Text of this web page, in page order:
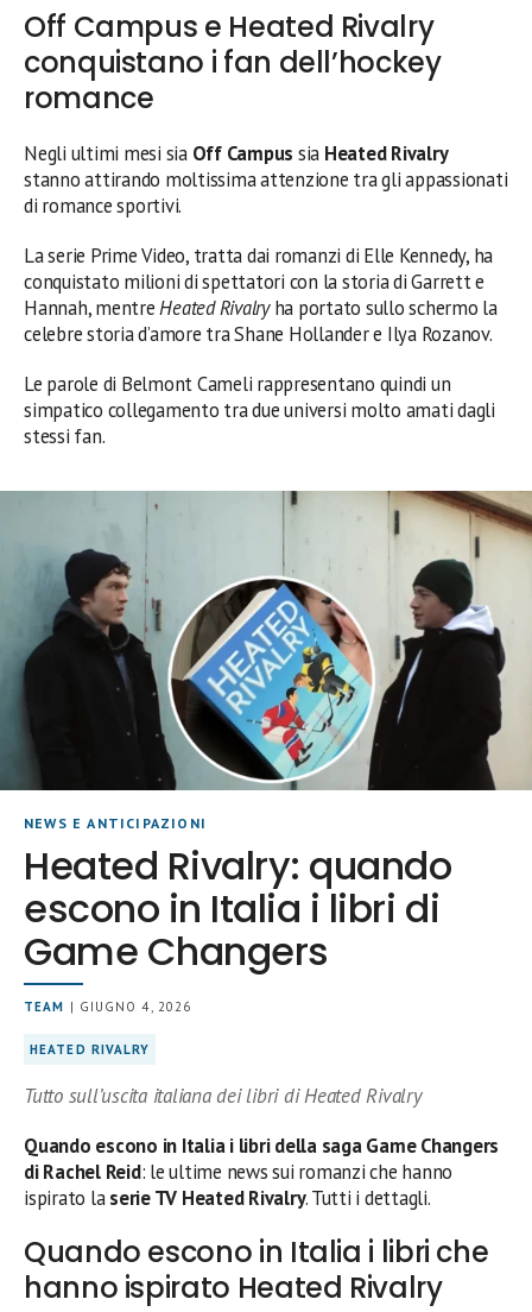
Off Campus e Heated Rivalry
conquistano i fan dell’hockey
romance
Negli ultimi mesi sia Off Campus sia Heated Rivalry
stanno attirando moltissima attenzione tra gli appassionati
di romance sportivi.
La serie Prime Video, tratta dai romanzi di Elle Kennedy, ha
conquistato milioni di spettatori con la storia di Garrett e
Hannah, mentreHeated Rivalryha portato sullo schermo la
celebre storia d’amore tra Shane Hollander e Ilya Rozanov.
Le parole di Belmont Cameli rappresentano quindi un
simpatico collegamento tra due universi molto amati dagli
stessi fan.
NEWS E ANTICIPAZIONI
Heated Rivalry: quando
escono in Italia i libri di
Game Changers
TEAM | GIUGNO 4, 2026
HEATED RIVALRY
Tutto sull’uscita italiana dei libri di Heated Rivalry
Quando escono in Italia i libri della saga Game Changers
di Rachel Reid: le ultime news sui romanzi che hanno
ispirato laserie TV Heated Rivalry. Tutti i dettagli.
Quando escono in Italia i libri che
hanno ispirato Heated Rivalry